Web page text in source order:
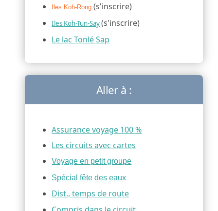
Iles Koh-Rong (s'inscrire)
Iles Koh-Tun-Say(s'inscrire)
Le lac Tonlé Sap
Aller à :
Assurance voyage 100 %
Les circuits avec cartes
Voyage en petit groupe
Spécial fête des eaux
Dist., temps de route